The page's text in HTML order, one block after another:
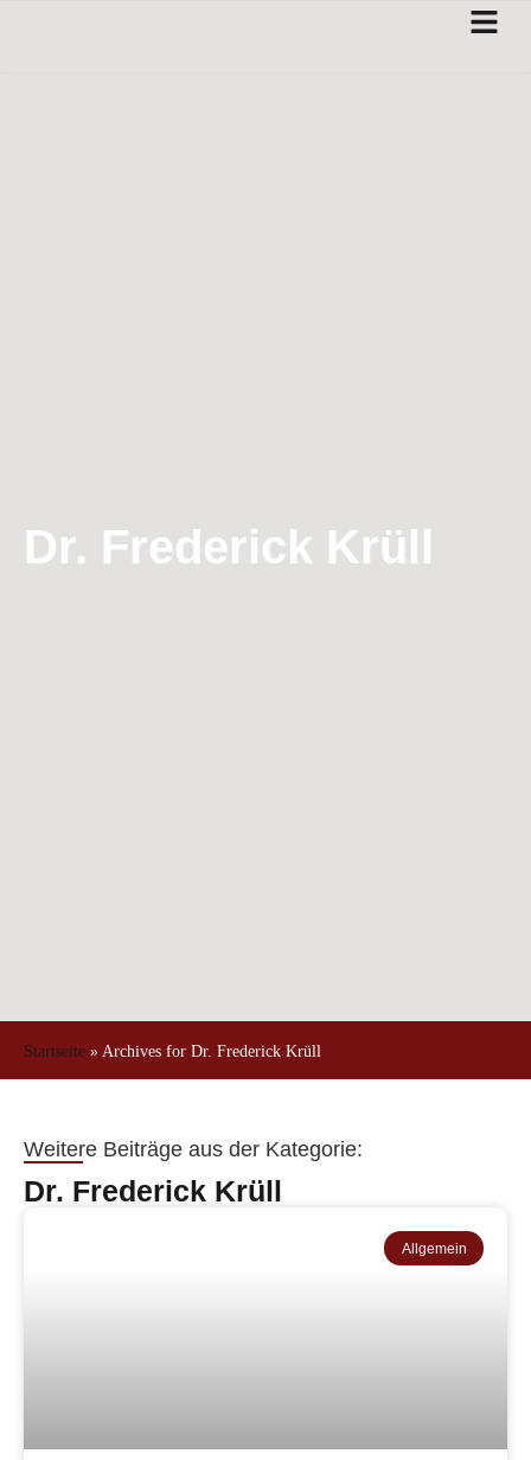
Dr. Frederick Krüll
Startseite » Archives for Dr. Frederick Krüll
Weitere Beiträge aus der Kategorie:
Dr. Frederick Krüll
Allgemein